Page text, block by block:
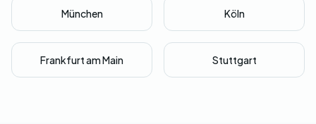
München Köln
Frankfurt am Main Stuttgart